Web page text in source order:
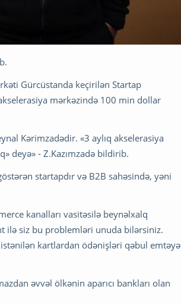
Gürcüstanda keçirilən Startap
mərkəzində 100 min dollar
Kərimzadədir. «3 aylıq akselerasiya
deyə» - Z.Kazımzadə bildirib.
startapdır və B2B sahəsində, yəni
kanalları vasitəsilə beynəlxalq
ilə siz bu problemləri unuda bilərsiniz.
kartlardan ödənişləri qəbul emtəyə
əvvəl ölkənin aparıcı bankları olan